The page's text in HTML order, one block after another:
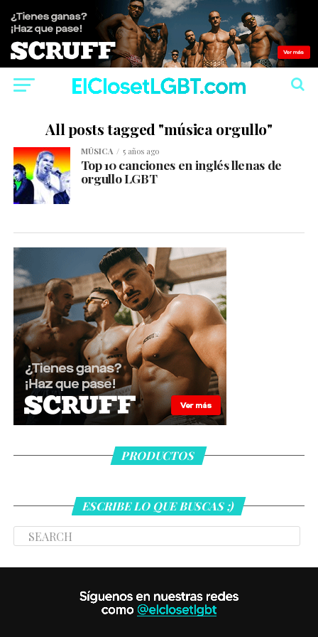
All posts tagged "música orgullo"
MÚSICA 5 años ago
Top 10 canciones en inglés llenas de
orgullo LGBT
PRODUCTOS
ESCRIBE LO QUE BUSCAS ;)